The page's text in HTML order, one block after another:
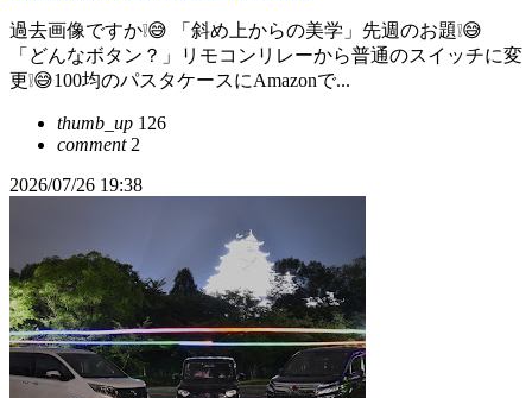
過去画像ですか❕😅 「斜め上からの美学」先週のお題❕😅
「どんなボタン？」リモコンリレーから普通のスイッチに変
更❕😅100均のパスタケースにAmazonで...
thumb_up 126
comment2
2026/07/26 19:38